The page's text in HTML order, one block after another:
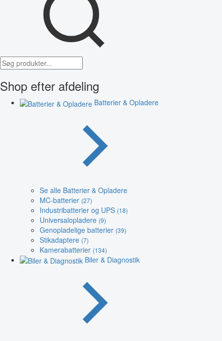
Shop efter afdeling
Batterier & Opladere
Se alle Batterier & Opladere
MC-batterier (27)
Industribatterier og UPS (18)
Universalopladere (9)
Genopladelige batterier (39)
Stikadaptere (7)
Kamerabatterier (134)
Biler & Diagnostik